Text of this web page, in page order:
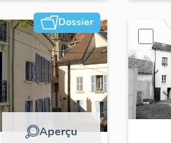
Dossier
Aperçu